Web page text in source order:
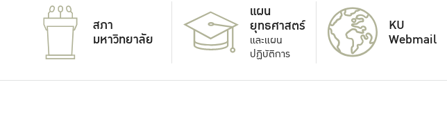
สภา
มหาวิทยาลัย
แผน
ยุทธศาสตร์
และแผน
ปฏิบัติการ
KU
Webmail